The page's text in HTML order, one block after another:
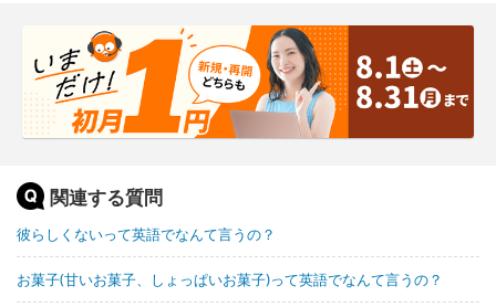
関連する質問
彼らしくないって英語でなんて言うの？
お菓子(甘いお菓子、しょっぱいお菓子)って英語でなんて言うの？